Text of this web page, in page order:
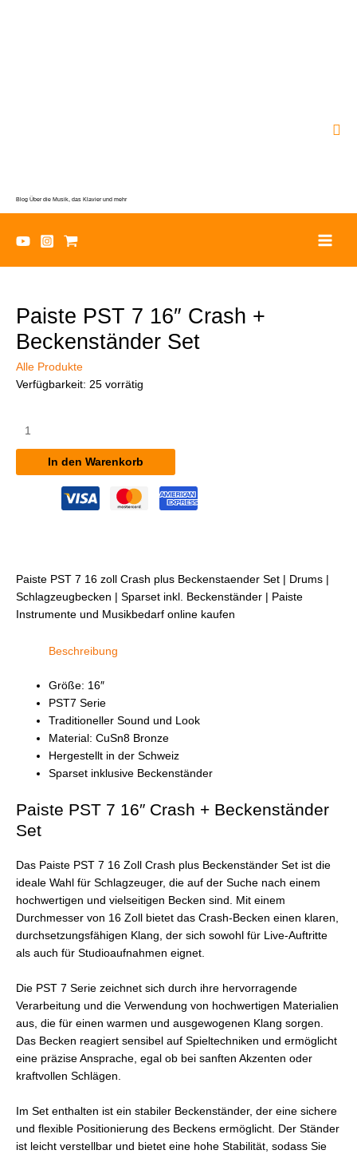
Blog Über die Musik, das Klavier und mehr
Paiste PST 7 16″ Crash +
Beckenständer Set
Alle Produkte
Verfügbarkeit: 25 vorrätig
PST
16"
In den Warenkorb
Paiste PST 7 16 zoll Crash plus Beckenstaender Set | Drums |
Schlagzeugbecken | Sparset inkl. Beckenständer | Paiste
Instrumente und Musikbedarf online kaufen
Beschreibung
Größe: 16″
PST7 Serie
Traditioneller Sound und Look
Material: CuSn8 Bronze
Hergestellt in der Schweiz
Sparset inklusive Beckenständer
Paiste PST 7 16″ Crash + Beckenständer
Set
Das Paiste PST 7 16 Zoll Crash plus Beckenständer Set ist die
ideale Wahl für Schlagzeuger, die auf der Suche nach einem
hochwertigen und vielseitigen Becken sind. Mit einem
Durchmesser von 16 Zoll bietet das Crash-Becken einen klaren,
durchsetzungsfähigen Klang, der sich sowohl für Live-Auftritte
als auch für Studioaufnahmen eignet.
Die PST 7 Serie zeichnet sich durch ihre hervorragende
Verarbeitung und die Verwendung von hochwertigen Materialien
aus, die für einen warmen und ausgewogenen Klang sorgen.
Das Becken reagiert sensibel auf Spieltechniken und ermöglicht
eine präzise Ansprache, egal ob bei sanften Akzenten oder
kraftvollen Schlägen.
Im Set enthalten ist ein stabiler Beckenständer, der eine sichere
und flexible Positionierung des Beckens ermöglicht. Der Ständer
ist leicht verstellbar und bietet eine hohe Stabilität, sodass Sie